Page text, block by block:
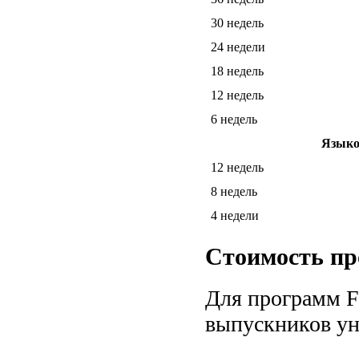
30 недель
24 недели
18 недель
12 недель
6 недель
12 недель
8 недель
4 недели
Стоимость
Для программ
выпускников